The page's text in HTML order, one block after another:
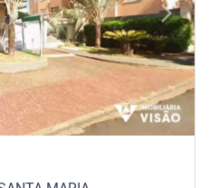
arrow_forward_iosNext